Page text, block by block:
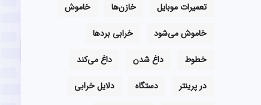
تعمیرات موبایل
خازن‌ها
خاموش
خاموش می‌شود
خرابی بردها
خطوط
داغ شدن
داغ می‌کند
در پرینتر
دستگاه
دلایل خرابی